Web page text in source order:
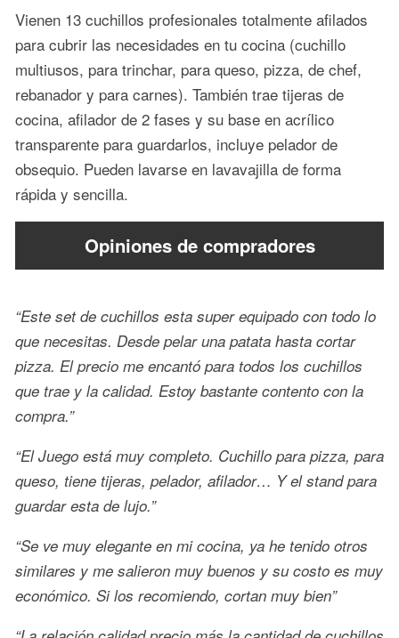
Vienen 13 cuchillos profesionales totalmente afilados
para cubrir las necesidades en tu cocina (cuchillo
multiusos, para trinchar, para queso, pizza, de chef,
rebanador y para carnes). También trae tijeras de
cocina, afilador de 2 fases y su base en acrílico
transparente para guardarlos, incluye pelador de
obsequio. Pueden lavarse en lavavajilla de forma
rápida y sencilla.
Opiniones de compradores
“Este set de cuchillos esta super equipado con todo lo
que necesitas. Desde pelar una patata hasta cortar
pizza. El precio me encantó para todos los cuchillos
que trae y la calidad. Estoy bastante contento con la
compra.”
“El Juego está muy completo. Cuchillo para pizza, para
queso, tiene tijeras, pelador, afilador… Y el stand para
guardar esta de lujo.”
“Se ve muy elegante en mi cocina, ya he tenido otros
similares y me salieron muy buenos y su costo es muy
económico. Si los recomiendo, cortan muy bien”